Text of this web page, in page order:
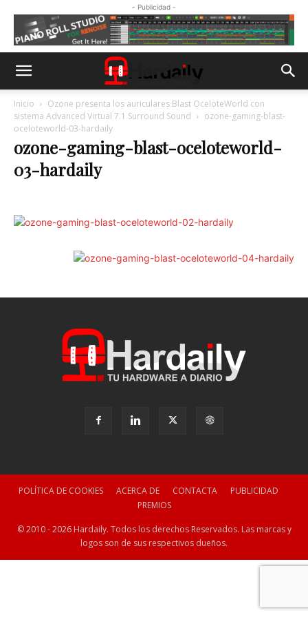
- Publicidad -
Inicio
Ozone presenta los auriculares Blast OceloteWorld con
sistema Advanced Virtual 7.1 Surround Sound
ozone-gaming-blast-
oceloteworld-03-hardaily
ozone-gaming-blast-oceloteworld-
03-hardaily
POLÍTICA DE COOKIES ACERCA DE CONTACTA
PUBLICIDAD
PREMIOS
© 2010 - 2026 Hardaily. Todos los derechos Reservados. Las marcas y
logos son de sus respectivos dueños.